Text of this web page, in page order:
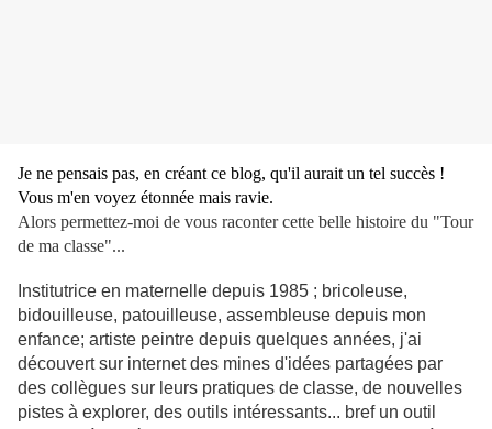
Je ne pensais pas, en créant ce blog, qu'il aurait un tel succès !
Vous m'en voyez étonnée mais ravie.
Alors permettez-moi de vous raconter cette belle histoire du "Tour
de ma classe"...
Institutrice en maternelle depuis 1985 ; bricoleuse,
bidouilleuse, patouilleuse, assembleuse depuis mon
enfance; artiste peintre depuis quelques années, j'ai
découvert sur internet des mines d'idées partagées par
des collègues sur leurs pratiques de classe, de nouvelles
pistes à explorer, des outils intéressants... bref un outil